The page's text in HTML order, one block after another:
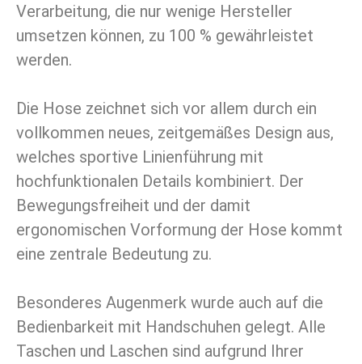
Verarbeitung, die nur wenige Hersteller
umsetzen können, zu 100 % gewährleistet
werden.
Die Hose zeichnet sich vor allem durch ein
vollkommen neues, zeitgemäßes Design aus,
welches sportive Linienführung mit
hochfunktionalen Details kombiniert. Der
Bewegungsfreiheit und der damit
ergonomischen Vorformung der Hose kommt
eine zentrale Bedeutung zu.
Besonderes Augenmerk wurde auch auf die
Bedienbarkeit mit Handschuhen gelegt. Alle
Taschen und Laschen sind aufgrund Ihrer